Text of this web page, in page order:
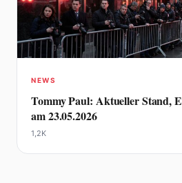
NEWS
Tommy Paul: Aktueller Stand,
am 23.05.2026
1,2K